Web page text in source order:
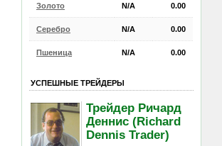
Золото N/A 0.00
Серебро N/A 0.00
Пшеница N/A 0.00
УСПЕШНЫЕ ТРЕЙДЕРЫ
Трейдер Ричард
Деннис (Richard
Dennis Trader)